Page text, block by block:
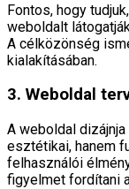
Fontos, hogy
weboldalt
A célközönség
kialakításában.
3. Weboldal
A weboldal
esztétikai, hanem
felhasználói
figyelmet fordítani